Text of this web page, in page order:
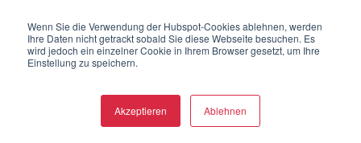
Wenn Sie die Verwendung der Hubspot-Cookies ablehnen, werden
Ihre Daten nicht getrackt sobald Sie diese Webseite besuchen. Es
wird jedoch ein einzelner Cookie in Ihrem Browser gesetzt, um Ihre
Einstellung zu speichern.
Akzeptieren Ablehnen
Schweiz
Idastrasse 14 // CH-8003 Zürich
Blegistrasse 5 // CH-6340 Baar
la Stráda dal Castèl 13 // CH-6574 Vira (Gambarogno)